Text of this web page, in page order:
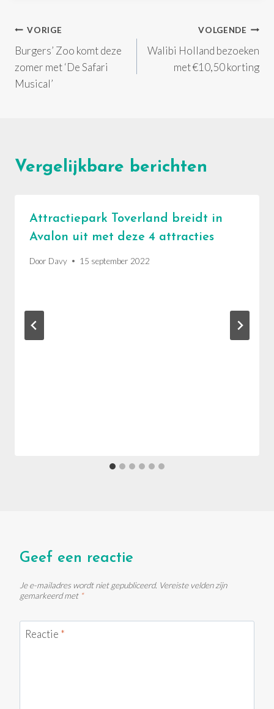
Bericht
navigatie
VORIGE
Burgers’ Zoo komt deze
zomer met ‘De Safari
Musical’
VOLGENDE
Walibi Holland bezoeken
met €10,50 korting
Vergelijkbare berichten
Attractiepark Toverland breidt in
Avalon uit met deze 4 attracties
Door Davy 15 september 2022
Geef een reactie
Je e-mailadres wordt niet gepubliceerd. Vereiste velden zijn
gemarkeerd met *
Reactie *